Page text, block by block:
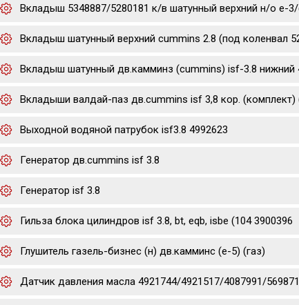
Вкладыш 5348887/5280181 к/в шатунный верхний н/о е-
Вкладыш шатунный верхний cummins 2.8 (под коленвал
Вкладыш шатунный дв.камминз (cummins) isf-3.8 нижний
Вкладыши валдай-паз дв.cummins isf 3,8 кор. (комплект)
Выходной водяной патрубок isf3.8 4992623
Генератор дв.cummins isf 3.8
Генератор isf 3.8
Гильза блока цилиндров isf 3.8, bt, eqb, isbe (104 3900396
Глушитель газель-бизнес (н) дв.камминс (е-5) (газ)
Датчик давления масла 4921744/4921517/4087991/